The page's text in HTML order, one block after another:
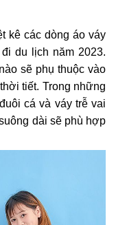
kê các dòng áo váy
du lịch năm 2023.
sẽ phụ thuộc vào
tiết. Trong những
cá và váy trễ vai
dài sẽ phù hợp